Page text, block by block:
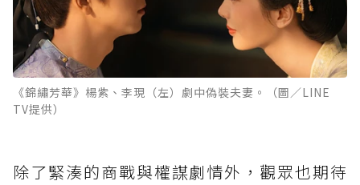
《錦繡芳華》楊紫、李現（左）劇中偽裝夫妻。（圖／LINE
TV提供）
除了緊湊的商戰與權謀劇情外，觀眾也期待